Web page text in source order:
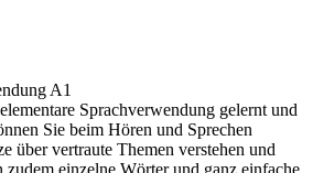
A1
Sprachverwendung gelernt und
Sie beim Hören und Sprechen
über vertraute Themen verstehen und
zudem einzelne Wörter und ganz einfache